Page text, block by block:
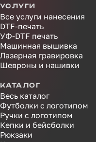
УСЛУГИ
Все услуги нанесения
DTF-печать
УФ-DTF печать
Машинная вышивка
Лазерная гравировка
Шевроны и нашивки
КАТАЛОГ
Весь каталог
Футболки с логотипом
Ручки с логотипом
Кепки и бейсболки
Рюкзаки